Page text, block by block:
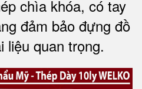
chìa khóa, có tay
đảm bảo đựng đồ
liệu quan trọng.